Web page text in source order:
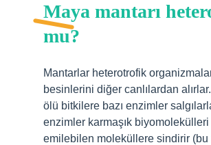
Maya mantarı
mu?
Mantarlar heterotrofik
besinlerini diğer canlılardan
ölü bitkilere bazı enzimler
enzimler karmaşık
emilebilen moleküllere sindirir (bu